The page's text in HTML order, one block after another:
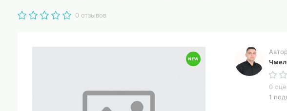
0 отзывов
Автор
0
1